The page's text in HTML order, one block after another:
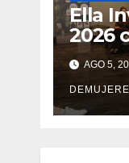
Ella
2026
lasAGO 5,